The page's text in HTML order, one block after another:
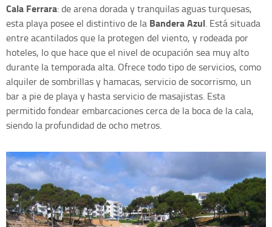
Cala Ferrara: de arena dorada y tranquilas aguas turquesas,
esta playa posee el distintivo de la Bandera Azul. Está situada
entre acantilados que la protegen del viento, y rodeada por
hoteles, lo que hace que el nivel de ocupación sea muy alto
durante la temporada alta. Ofrece todo tipo de servicios, como
alquiler de sombrillas y hamacas, servicio de socorrismo, un
bar a pie de playa y hasta servicio de masajistas. Esta
permitido fondear embarcaciones cerca de la boca de la cala,
siendo la profundidad de ocho metros.